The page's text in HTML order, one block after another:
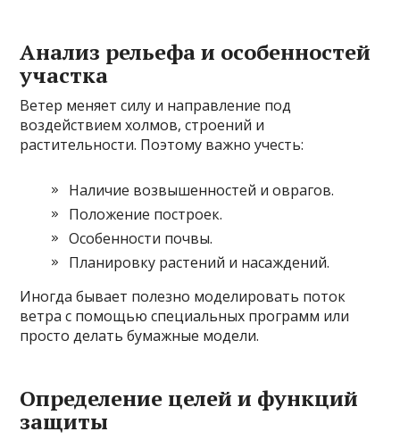
Анализ рельефа и особенностей
участка
Ветер меняет силу и направление под
воздействием холмов, строений и
растительности. Поэтому важно учесть:
Наличие возвышенностей и оврагов.
Положение построек.
Особенности почвы.
Планировку растений и насаждений.
Иногда бывает полезно моделировать поток
ветра с помощью специальных программ или
просто делать бумажные модели.
Определение целей и функций
защиты